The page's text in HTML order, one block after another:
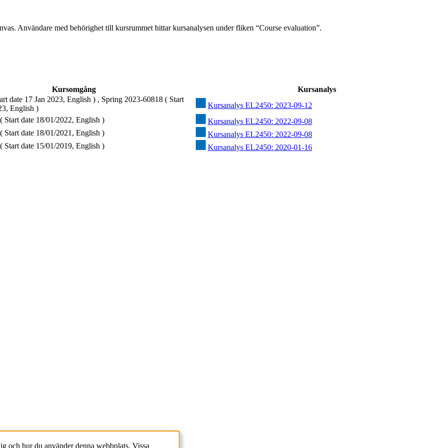
Användare med behörighet till kursrummet hittar kursanalysen under fliken “Course evaluation”.
Kursomgång
Kursanalys
date 17 Jan 2023, English ) , Spring 2023-60818 ( Start
English )
Kursanalys EL2450: 2023-09-12
Start date 18/01/2022, English )
Kursanalys EL2450: 2022-09-08
Start date 18/01/2021, English )
Kursanalys EL2450: 2022-09-08
Start date 15/01/2019, English ) Kursanalys EL2450: 2020-01-16
och hur du använder denna webbplats. Vissa